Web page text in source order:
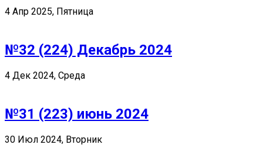
4 Апр 2025, Пятница
№32 (224) Декабрь 2024
4 Дек 2024, Среда
№31 (223) июнь 2024
30 Июл 2024, Вторник